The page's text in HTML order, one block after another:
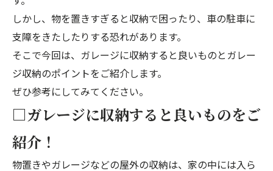
しかし、物を置きすぎると収納で困ったり、車の駐車に
支障をきたしたりする恐れがあります。
そこで今回は、ガレージに収納すると良いものとガレー
ジ収納のポイントをご紹介します。
ぜひ参考にしてみてください。
□ガレージに収納すると良いものをご
紹介！
物置きやガレージなどの屋外の収納は、家の中には入ら